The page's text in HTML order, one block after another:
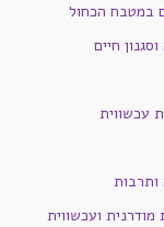
במטבח הכחול
חיים
עכשווית
ותרבות
ועכשווית